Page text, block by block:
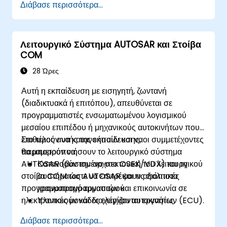
Διάβασε περισσότερα...
Λειτουργικό Σύστημα AUTOSAR και Στοίβα
COM
28 Ώρες
Αυτή η εκπαίδευση με εισηγητή, ζωντανή
(διαδικτυακά ή επιτόπου), απευθύνεται σε
προγραμματιστές ενσωματωμένου λογισμικού
μεσαίου επιπέδου ή μηχανικούς αυτοκινήτων που
επιθυμούν να κατανοήσουν και να
παραμετροποιήσουν το λειτουργικό σύστημα
AUTOSAR (βασισμένο στο OSEK/VDX) και τη
στοίβα COM ώστε να επιτρέψουν αξιόπιστο
προγραμματισμό εργασιών και επικοινωνία σε
ηλεκτρονικές μονάδες ελέγχου αυτοκινήτων (ECU).
Στο τέλος αυτής της εκπαίδευσης, οι συμμετέχοντες
θα μπορούν να:
Κατανοούν την αρχιτεκτονική του λειτουργικού
συστήματος AUTOSAR και τις πολιτικές
χρονοπρογραμματισμού
Υλοποιούν και διαχειρίζονται εργασίες,
Διάβασε περισσότερα...